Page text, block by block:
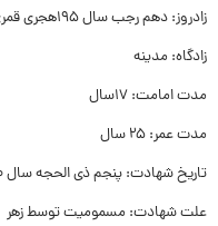
زادروز: دهم رجب سال ۱۹۵هجری قمری
زادگاه: مدینه
مدت امامت: ۱۷سال
مدت عمر: ۲۵ سال
تاریخ شهادت: پنجم ذی الحجه سال ۲۲۰ هجری
علت شهادت: مسمومیت توسط زهر